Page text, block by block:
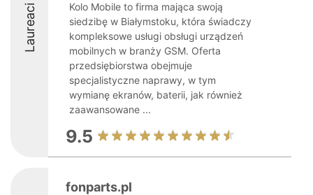
Laureaci
Kolo Mobile to firma mająca swoją
siedzibę w Białymstoku, która świadczy
kompleksowe usługi obsługi urządzeń
mobilnych w branży GSM. Oferta
przedsiębiorstwa obejmuje
specjalistyczne naprawy, w tym
wymianę ekranów, baterii, jak również
zaawansowane ...
9.5
fonparts.pl